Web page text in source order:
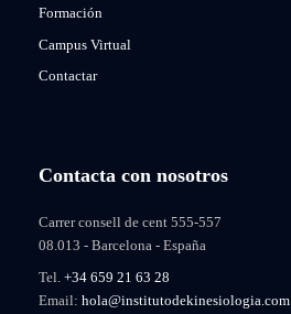
Formación
Campus Virtual
Contactar
Contacta con nosotros
Carrer consell de cent 555-557
08.013 - Barcelona - España
Tel. +34 659 21 63 28
Email: hola@institutodekinesiologia.com